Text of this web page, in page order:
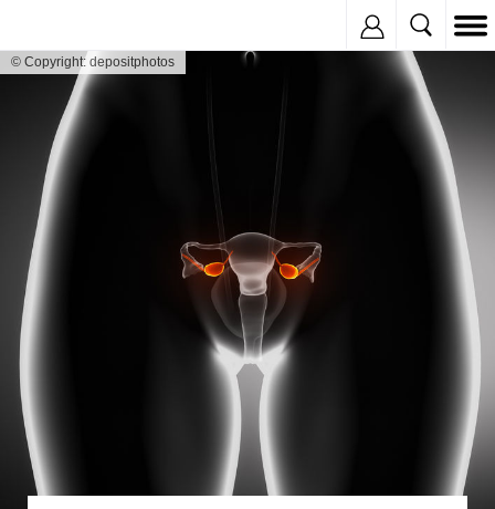
© Copyright: depositphotos